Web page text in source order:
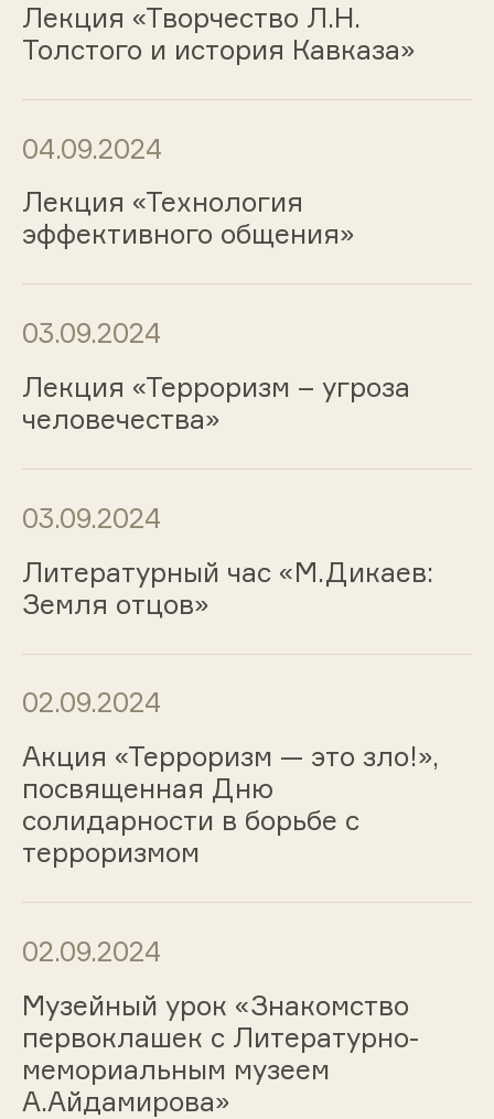
Лекция «Творчество Л.Н.
Толстого и история Кавказа»
04.09.2024
Лекция «Технология
эффективного общения»
03.09.2024
Лекция «Терроризм – угроза
человечества»
03.09.2024
Литературный час «М.Дикаев:
Земля отцов»
02.09.2024
Акция «Терроризм — это зло!»,
посвященная Дню
солидарности в борьбе с
терроризмом
02.09.2024
Музейный урок «Знакомство
первоклашек с Литературно-
мемориальным музеем
А.Айдамирова»